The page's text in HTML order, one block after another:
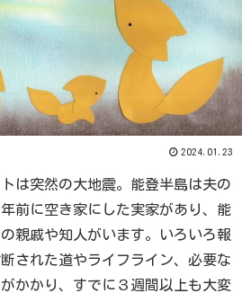
2024.01.23
は突然の大地震。能登半島は夫の
前に空き家にした実家があり、能
親戚や知人がいます。いろいろ報
された道やライフライン、必要な
かかり、すでに３週間以上も大変